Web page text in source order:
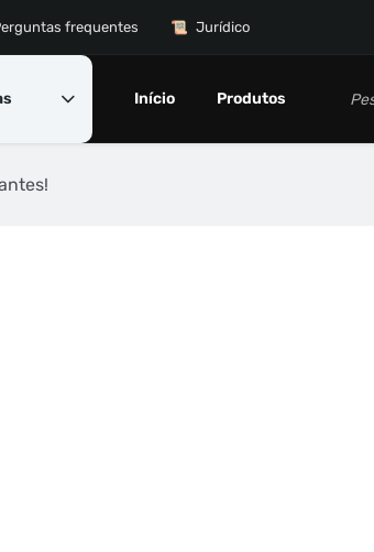
frequentes Jurídico
Início Produtos